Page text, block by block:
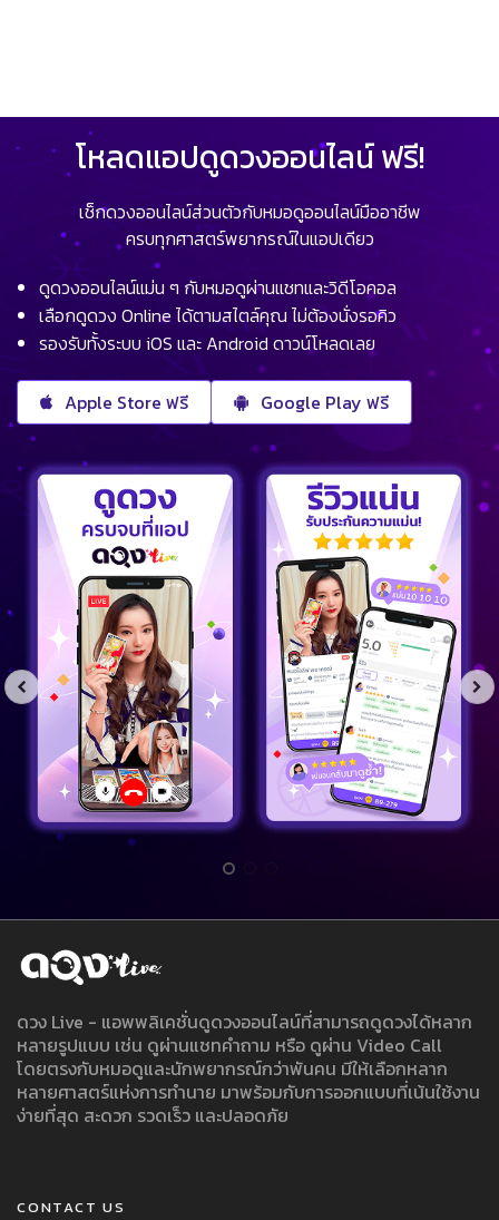
โหลดแอปดูดวงออนไลน์ ฟรี!
เช็กดวงออนไลน์ส่วนตัวกับหมอดูออนไลน์มืออาชีพ
ครบทุกศาสตร์พยากรณ์ในแอปเดียว
ดูดวงออนไลน์แม่น ๆ กับหมอดูผ่านแชทและวิดีโอคอล
เลือกดูดวง Online ได้ตามสไตล์คุณ ไม่ต้องนั่งรอคิว
รองรับทั้งระบบ iOS และ Android ดาวน์โหลดเลย
Apple Store ฟรี Google Play ฟรี
ดวง Live - แอพพลิเคชั่นดูดวงออนไลน์ที่สามารถดูดวงได้หลาก
หลายรูปแบบ เช่น ดูผ่านแชทคำถาม หรือ ดูผ่าน Video Call
โดยตรงกับหมอดูและนักพยากรณ์กว่าพันคน มีให้เลือกหลาก
หลายศาสตร์แห่งการทำนาย มาพร้อมกับการออกแบบที่เน้นใช้งาน
ง่ายที่สุด สะดวก รวดเร็ว และปลอดภัย
CONTACT US